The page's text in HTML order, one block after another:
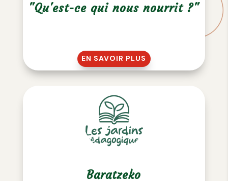
"Qu'est-ce qui nous nourrit ?"
EN SAVOIR PLUS
Baratzeko